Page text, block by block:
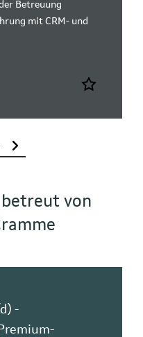
Betreuung
mit CRM- und
von
-